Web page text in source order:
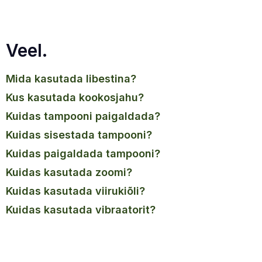
Veel.
mida kasutada libestina?
kus kasutada kookosjahu?
kuidas tampooni paigaldada?
kuidas sisestada tampooni?
kuidas paigaldada tampooni?
kuidas kasutada zoomi?
kuidas kasutada viirukiõli?
kuidas kasutada vibraatorit?